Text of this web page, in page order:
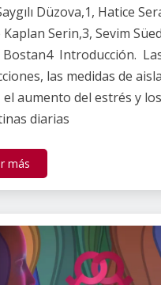
Sur,
Sur,
México Sur,
Gallardo
Düzova,1, Hatice
Kaplan Serin,3, Sevim
Bostan4 Introducción.
las medidas de
el aumento del estrés y
diarias
más